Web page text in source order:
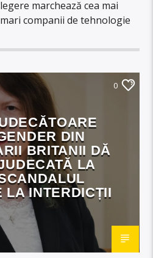
marchează cea mai
companii de tehnologie
0
DIN
BRITANII DĂ
LA
LA INTERDICȚII